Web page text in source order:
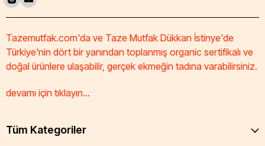
Tazemutfak.com'da ve Taze Mutfak Dükkan İstinye'de
Türkiye'nin dört bir yanından toplanmış organic sertifikalı ve
doğal ürünlere ulaşabilir, gerçek ekmeğin tadına varabilirsiniz.
devamı için tıklayın...
Tüm Kategoriler